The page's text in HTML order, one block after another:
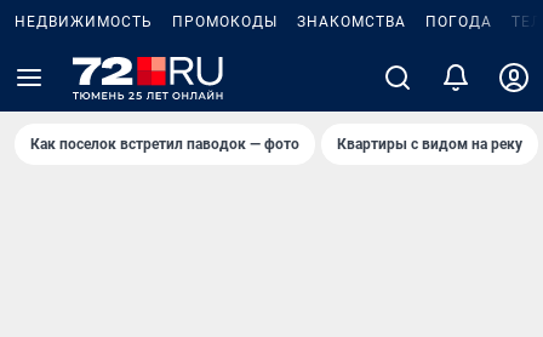
НЕДВИЖИМОСТЬ ПРОМОКОДЫ ЗНАКОМСТВА ПОГОДА
Как поселок встретил паводок — фото Квартиры с видом на реку